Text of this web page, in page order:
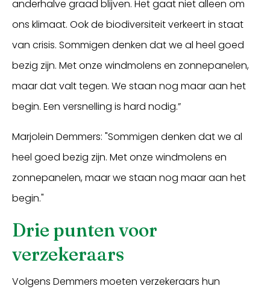
anderhalve graad blijven. Het gaat niet alleen om
ons klimaat. Ook de biodiversiteit verkeert in staat
van crisis. Sommigen denken dat we al heel goed
bezig zijn. Met onze windmolens en zonnepanelen,
maar dat valt tegen. We staan nog maar aan het
begin. Een versnelling is hard nodig.”
Marjolein Demmers: "Sommigen denken dat we al
heel goed bezig zijn. Met onze windmolens en
zonnepanelen, maar we staan nog maar aan het
begin."
Drie punten voor
verzekeraars
Volgens Demmers moeten verzekeraars hun